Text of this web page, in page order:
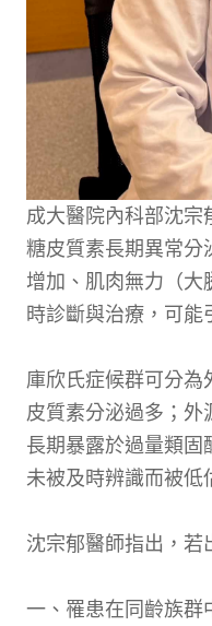
成大醫院內科部沈宗
糖皮質素長期異常分
增加、肌肉無力（大
時診斷與治療，可能
庫欣氏症候群可分
皮質素分泌過多；外
長期暴露於過量類固
未被及時辨識而被低
沈宗郁醫師指出，若
一、罹患在同齡族群